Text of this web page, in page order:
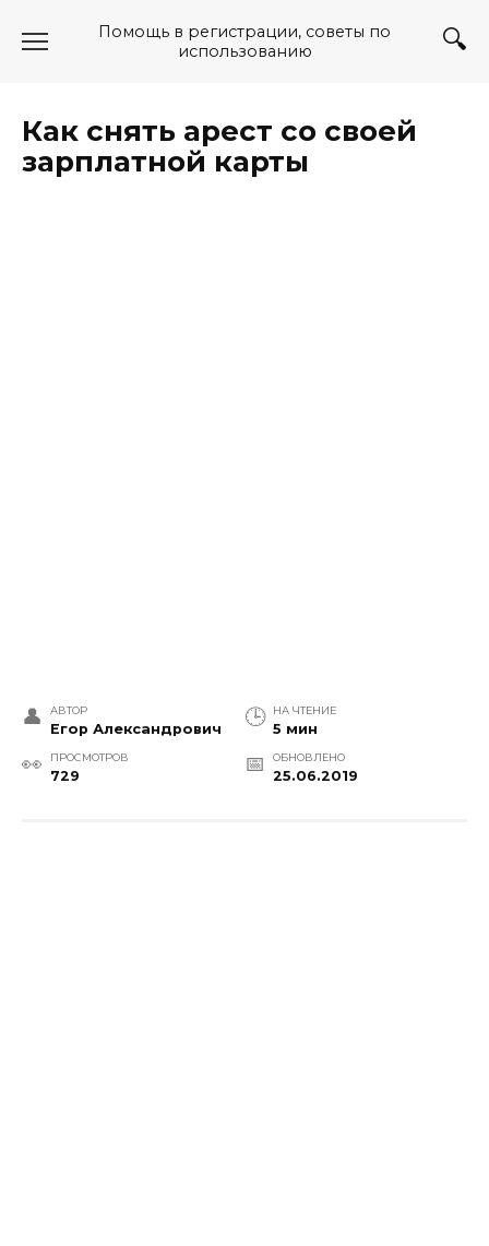
Помощь в регистрации, советы по
использованию
Как снять арест со своей
зарплатной карты
АВТОР
Егор Александрович
НА ЧТЕНИЕ
5 мин
ПРОСМОТРОВ
729
ОБНОВЛЕНО
25.06.2019